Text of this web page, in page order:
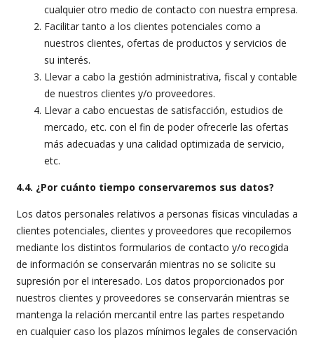
cualquier otro medio de contacto con nuestra empresa.
Facilitar tanto a los clientes potenciales como a
nuestros clientes, ofertas de productos y servicios de
su interés.
Llevar a cabo la gestión administrativa, fiscal y contable
de nuestros clientes y/o proveedores.
Llevar a cabo encuestas de satisfacción, estudios de
mercado, etc. con el fin de poder ofrecerle las ofertas
más adecuadas y una calidad optimizada de servicio,
etc.
4.4. ¿Por cuánto tiempo conservaremos sus datos?
Los datos personales relativos a personas físicas vinculadas a
clientes potenciales, clientes y proveedores que recopilemos
mediante los distintos formularios de contacto y/o recogida
de información se conservarán mientras no se solicite su
supresión por el interesado. Los datos proporcionados por
nuestros clientes y proveedores se conservarán mientras se
mantenga la relación mercantil entre las partes respetando
en cualquier caso los plazos mínimos legales de conservación